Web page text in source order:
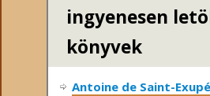
ingyenesen
könyvek
Antoine de Saint-